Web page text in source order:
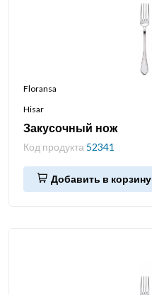
Floransa
Hisar
Закусочный нож
Код продукта 52341
Добавить в корзину